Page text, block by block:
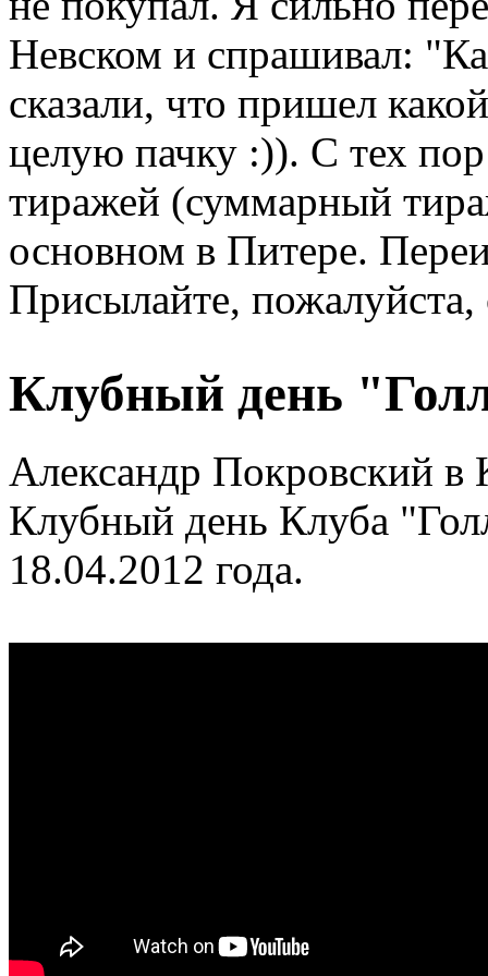
Невском и спрашивал:
сказали, что пришел
целую пачку :)). С тех
тиражей (суммарный
основном в Питере.
Присылайте,
Клубный день
Александр Покровский
Клубный день Клуба
18.04.2012 года.